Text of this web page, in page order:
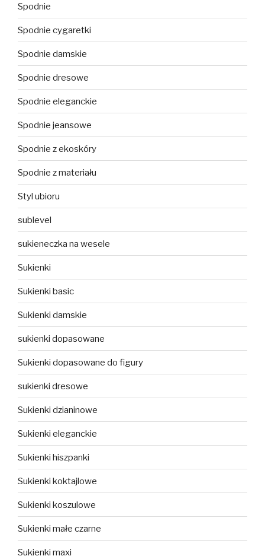
Spodnie
Spodnie cygaretki
Spodnie damskie
Spodnie dresowe
Spodnie eleganckie
Spodnie jeansowe
Spodnie z ekoskóry
Spodnie z materiału
Styl ubioru
sublevel
sukieneczka na wesele
Sukienki
Sukienki basic
Sukienki damskie
sukienki dopasowane
Sukienki dopasowane do figury
sukienki dresowe
Sukienki dzianinowe
Sukienki eleganckie
Sukienki hiszpanki
Sukienki koktajlowe
Sukienki koszulowe
Sukienki małe czarne
Sukienki maxi